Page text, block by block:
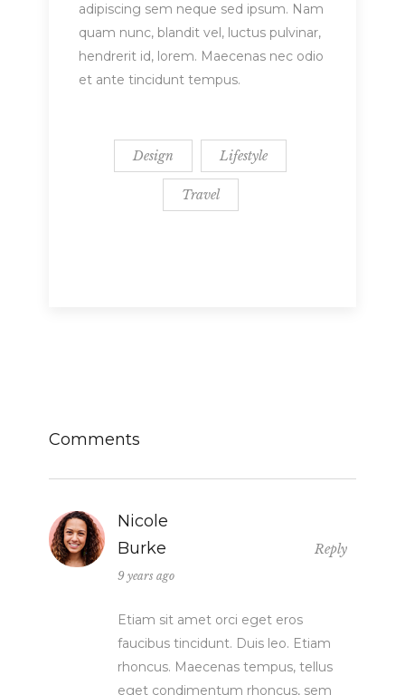
adipiscing sem neque sed ipsum. Nam
quam nunc, blandit vel, luctus pulvinar,
hendrerit id, lorem. Maecenas nec odio
et ante tincidunt tempus.
Design Lifestyle
Travel
Comments
Nicole
Burke
9 years ago
Reply
Etiam sit amet orci eget eros
faucibus tincidunt. Duis leo. Etiam
rhoncus. Maecenas tempus, tellus
eget condimentum rhoncus, sem